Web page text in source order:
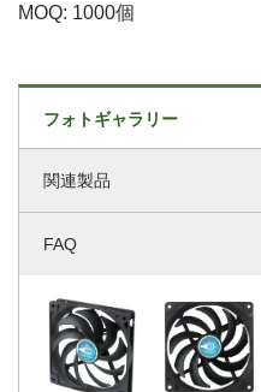
MOQ: 1000個
フォトギャラリー
関連製品
FAQ